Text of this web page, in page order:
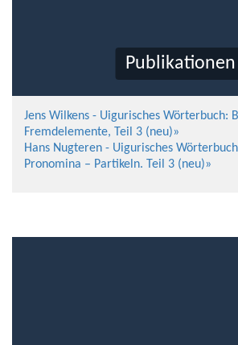
Publikationen
Jens Wilkens - Uigurisches Wörterbuch:
Fremdelemente, Teil 3 (neu)»
Hans Nugteren - Uigurisches
Pronomina – Partikeln. Teil 3 (neu)»